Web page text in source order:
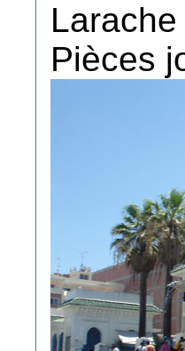
Larache
Pièces